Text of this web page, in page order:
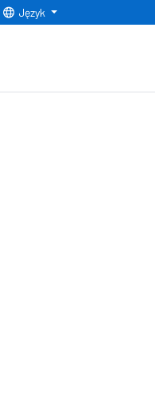
Normalny rozmiar czcionki
Rozmiar czcionki 150% Rozmiar czcionki 200%
Język